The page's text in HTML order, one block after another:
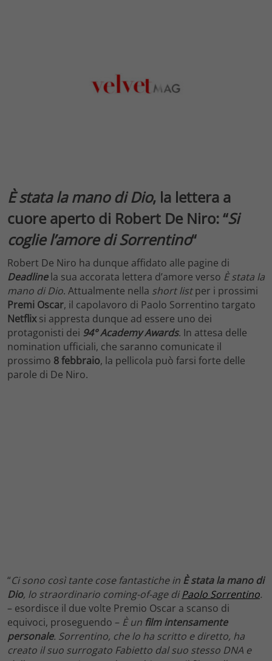
È stata la mano di Dio, la lettera a
cuore aperto di Robert De Niro: “Si
coglie l’amore di Sorrentino“
Robert De Niro ha dunque affidato alle pagine di
Deadline la sua accorata lettera d’amore verso È stata la
mano di Dio. Attualmente nella short listper i prossimi
Premi Oscar, il capolavoro di Paolo Sorrentino targato
Netflixsi appresta dunque ad essere uno dei
protagonisti dei 94° Academy Awards. In attesa delle
nomination ufficiali, che saranno comunicate il
prossimo 8 febbraio, la pellicola può farsi forte delle
parole di De Niro.
“Ci sono così tante cose fantastiche in È stata la mano di
Dio, lo straordinario coming-of-age diPaolo Sorrentino.
– esordisce il due volte Premio Oscar a scanso di
equivoci, proseguendo – È un film intensamente
personale. Sorrentino, che lo ha scritto e diretto, ha
creato il suo surrogato Fabietto dal suo stesso DNA e